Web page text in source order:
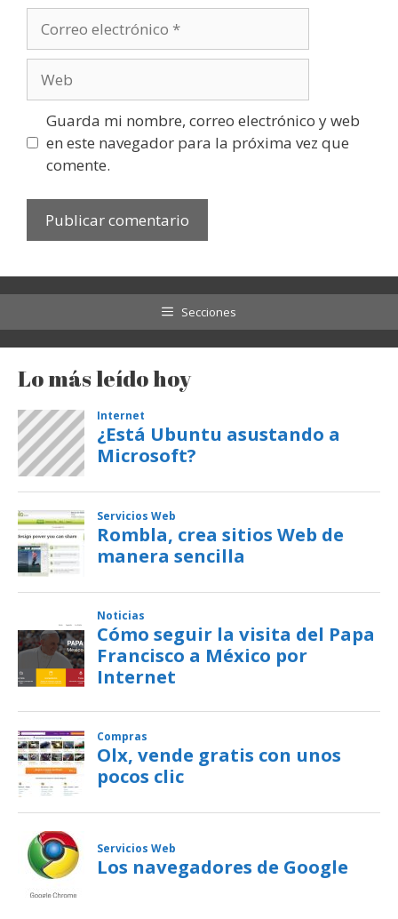
electrónico
Guarda mi nombre, correo electrónico y web
en este navegador para la próxima vez que
comente.
Secciones
Lo más leído hoy